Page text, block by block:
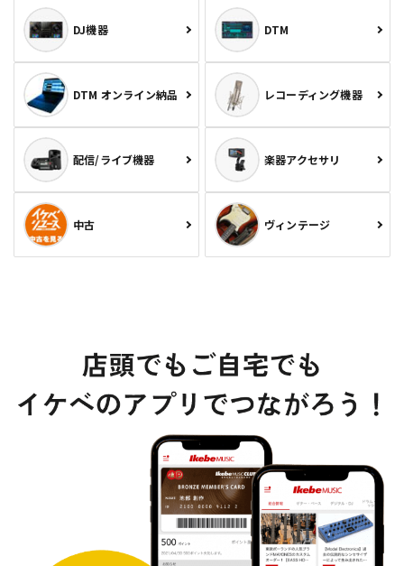
DJ機器 DTM
DTM オンライン納品 レコーディング機器
配信/ライブ機器 楽器アクセサリ
中古 ヴィンテージ